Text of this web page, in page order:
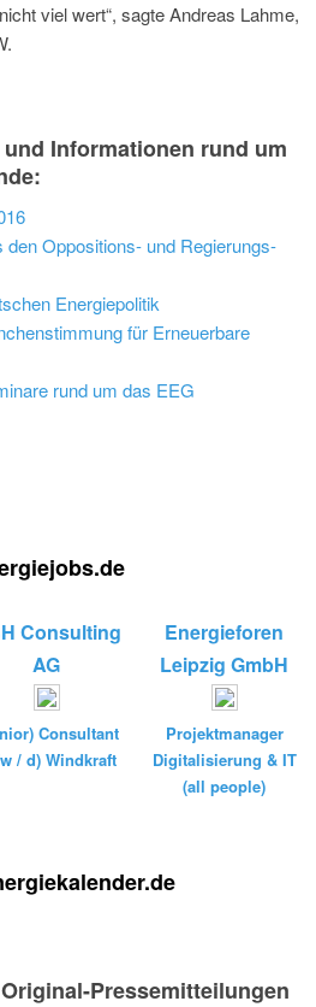
viel wert“, sagte Andreas Lahme,
Informationen rund um
Oppositions- und Regierungs-
Energiepolitik
für Erneuerbare
rund um das EEG
Consulting
AG
Consultant
/ d) Windkraft
Energieforen
Leipzig GmbH
Projektmanager
Digitalisierung & IT
(all people)
Pressemitteilungen